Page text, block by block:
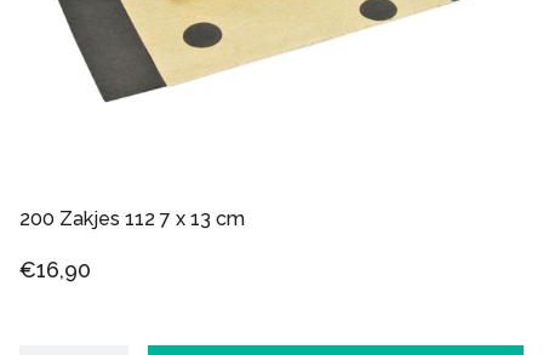
200 Zakjes 112 7 x 13 cm
€16,90